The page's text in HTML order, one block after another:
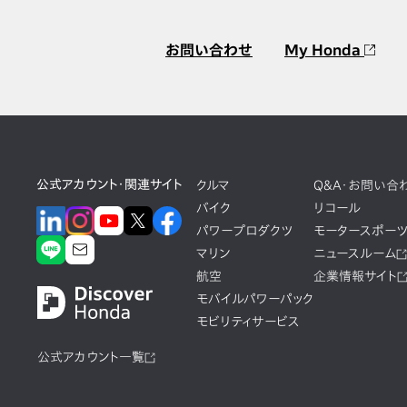
お問い合わせ My Honda
公式アカウント・関連サイト
公式アカウント一覧
クルマ
バイク
パワープロダクツ
マリン
航空
モバイルパワーパック
モビリティサービス
Q&A・お問い合
リコール
モータースポーツ
ニュースルーム
企業情報サイト